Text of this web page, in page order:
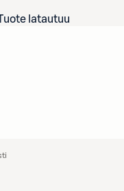
latautuu